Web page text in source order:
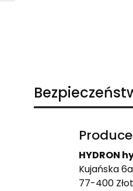
HYDRON
Kujańska 6a
77-400